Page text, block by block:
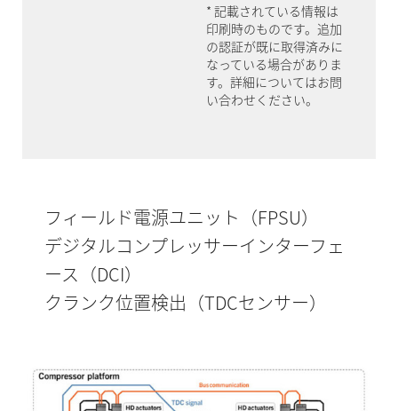
* 記載されている情報は
印刷時のものです。追加
の認証が既に取得済みに
なっている場合がありま
す。詳細についてはお問
い合わせください。
フィールド電源ユニット（FPSU）
デジタルコンプレッサーインターフェ
ース（DCI）
クランク位置検出（TDCセンサー）